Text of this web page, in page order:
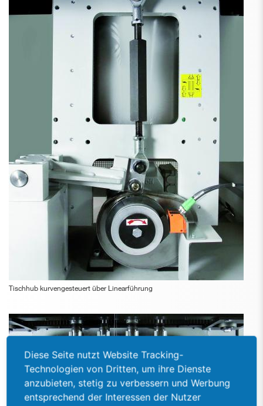
Tischhub kurvengesteuert über Linearführung
Diese Seite nutzt Website Tracking-
Technologien von Dritten, um ihre Dienste
anzubieten, stetig zu verbessern und Werbung
entsprechend der Interessen der Nutzer